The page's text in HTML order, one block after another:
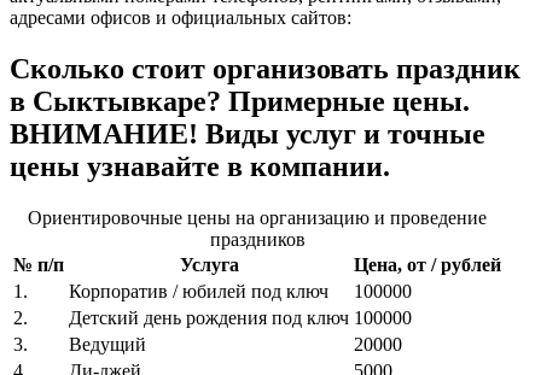
адресами офисов и официальных сайтов:
Сколько стоит организовать праздник
в Сыктывкаре? Примерные цены.
ВНИМАНИЕ! Виды услуг и точные
цены узнавайте в компании.
Ориентировочные цены на организацию и проведение
праздников
№ п/п
Услуга
Цена, от / рублей
1.
Корпоратив / юбилей под ключ
100000
2.
Детский день рождения под ключ 100000
3.
Ведущий
20000
4.
Ди-джей
5000